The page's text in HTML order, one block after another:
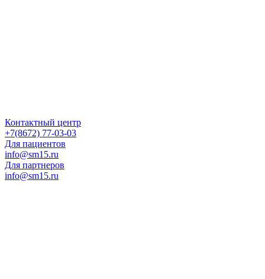
Контактный центр
+7(8672) 77-03-03
Для пациентов
info@sm15.ru
Для партнеров
info@sm15.ru